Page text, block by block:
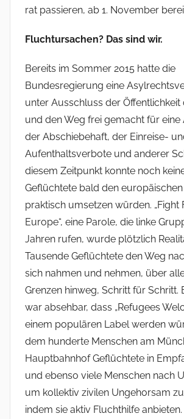
rat passieren, ab 1. November
Fluchtursachen? Das sind wir.
Bereits im Sommer 2015 hatte die
Bundesregierung eine
unter Ausschluss der
und den Weg frei gemacht für eine
der Abschiebehaft, der Einreise-
Aufenthaltsverbote und anderer
diesem Zeitpunkt konnte noch
Geflüchtete bald den
praktisch umsetzen würden. „Fight
Europe“, eine Parole, die linke
Jahren rufen, wurde plötzlich
Tausende Geflüchtete den Weg
sich nahmen und nehmen, über
Grenzen hinweg, Schritt für Schritt.
war absehbar, dass „Refugees
einem populären Label werden
dem hunderte Menschen am
Hauptbahnhof Geflüchtete in
und ebenso viele Menschen nach
um kollektiv zivilen Ungehorsam
indem sie aktiv Fluchthilfe anbieten.